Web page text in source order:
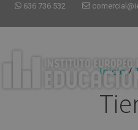
636 736 532
Inicio/